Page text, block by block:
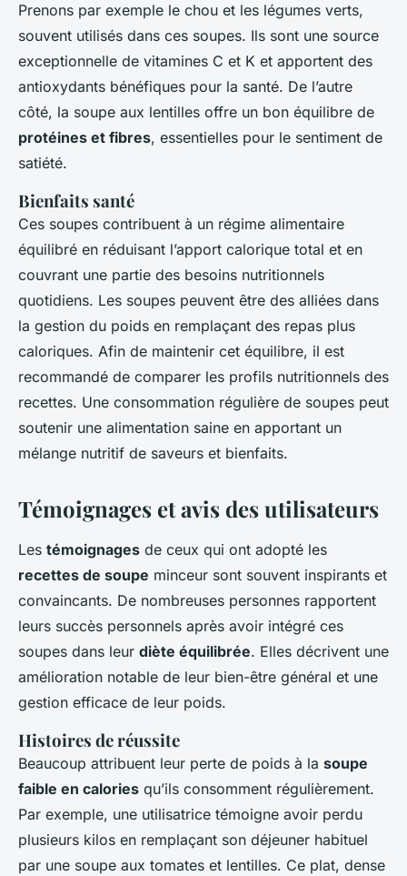
Prenons par exemple le chou et les légumes verts,
souvent utilisés dans ces soupes. Ils sont une source
exceptionnelle de vitamines C et K et apportent des
antioxydants bénéfiques pour la santé. De l’autre
côté, la soupe aux lentilles offre un bon équilibre de
protéines et fibres, essentielles pour le sentiment de
satiété.
Bienfaits santé
Ces soupes contribuent à un régime alimentaire
équilibré en réduisant l’apport calorique total et en
couvrant une partie des besoins nutritionnels
quotidiens. Les soupes peuvent être des alliées dans
la gestion du poids en remplaçant des repas plus
caloriques. Afin de maintenir cet équilibre, il est
recommandé de comparer les profils nutritionnels des
recettes. Une consommation régulière de soupes peut
soutenir une alimentation saine en apportant un
mélange nutritif de saveurs et bienfaits.
Témoignages et avis des utilisateurs
Les témoignages de ceux qui ont adopté les
recettes de soupe minceur sont souvent inspirants et
convaincants. De nombreuses personnes rapportent
leurs succès personnels après avoir intégré ces
soupes dans leur diète équilibrée. Elles décrivent une
amélioration notable de leur bien-être général et une
gestion efficace de leur poids.
Histoires de réussite
Beaucoup attribuent leur perte de poids à la soupe
faible en calories qu’ils consomment régulièrement.
Par exemple, une utilisatrice témoigne avoir perdu
plusieurs kilos en remplaçant son déjeuner habituel
par une soupe aux tomates et lentilles. Ce plat, dense